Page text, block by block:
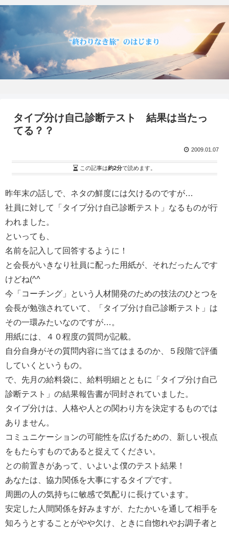
タイプ分け自己診断テスト 結果は当たっ
てる？？
2009.01.07
この記事は約2分で読めます。
昨年末の話しで、ネタの鮮度には欠けるのですが…
社員に対して「タイプ分け自己診断テスト」なるものが行
われました。
といっても、
名前を記入して回答するように！
と会長がいきなり社員に配った用紙が、それだったんです
けどね(^^ゞ
今「コーチング」という人材開発のための技法のひとつを
会長が勉強されていて、「タイプ分け自己診断テスト」は
その一環みたいなのですが…。
用紙には、４０程度の質問が記載。
自分自身がその質問内容に当てはまるのか、５段階で評価
していくというもの。
で、先月の給料袋に、給料明細とともに「タイプ分け自己
診断テスト」の結果報告書が同封されていました。
タイプ分けは、人格や人との関わり方を決定するものでは
ありません。
コミュニケーションの可能性を広げるための、新しい視点
をもたらすものであると捉えてください。
との前置きがあって、いよいよ僕のテスト結果！
あなたは、協力関係を大事にするタイプです。
周囲の人の気持ちに敏感で気配りに長けています。
安定した人間関係を好みますが、たたかいを通して相手を
知ろうとすることがやや欠け、ときに自惚れやお調子者と